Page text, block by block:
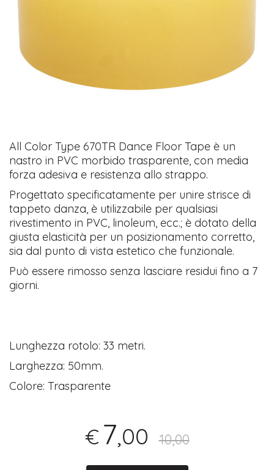
All Color Type 670TR Dance Floor Tape è un
nastro in PVC morbido trasparente, con media
forza adesiva e resistenza allo strappo.
Progettato specificatamente per unire strisce di
tappeto danza, è utilizzabile per qualsiasi
rivestimento in PVC, linoleum, ecc.; è dotato della
giusta elasticità per un posizionamento corretto,
sia dal punto di vista estetico che funzionale.
Può essere rimosso senza lasciare residui fino a 7
giorni.
Lunghezza rotolo: 33 metri.
Larghezza: 50mm.
Colore: Trasparente
€ 7,00 10,00